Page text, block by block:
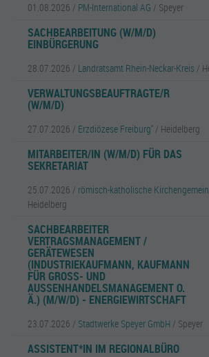
01.08.2026 / PM-International AG / Speyer
SACHBEARBEITUNG (W/M/D)
EINBÜRGERUNG
28.07.2026 / Landratsamt Rhein-Neckar-Kreis /
VERWALTUNGSBEAUFTRAGTE/R
(W/M/D)
27.07.2026 / Erzdiözese Freiburg'' / Heidelberg
MITARBEITER/IN (W/M/D) FÜR DAS
SEKRETARIAT
25.07.2026 / römisch-katholische
Heidelberg
SACHBEARBEITER
VERTRAGSMANAGEMENT /
GERÄTEWESEN
(INDUSTRIEKAUFMANN, KAUFMANN
FÜR GROSS- UND A
USSENHANDELSMANAGEMENT O. Ä.
) (M/W/D) - ENERGIEWIRTSCHAFT
23.07.2026 / Stadtwerke Speyer GmbH / Speyer
ASSISTENT*IN IM REGIONALBÜRO